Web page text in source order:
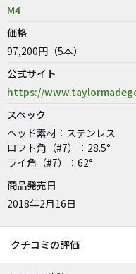
M4
価格
97,200円（5本）
公式サイト
https://
スペック
ヘッド素材：ステンレス
ロフト角（#7）：28.5°
ライ角（#7）：62°
商品発売日
2018年2月16日
クチコミの評価